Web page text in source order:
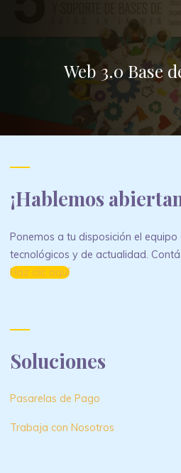
Web 3.0 Base
¡Hablemos
Ponemos a tu disposición el
tecnológicos y de actualidad.
Haz clic aquí
Soluciones
Pasarelas de Pago
Trabaja con Nosotros